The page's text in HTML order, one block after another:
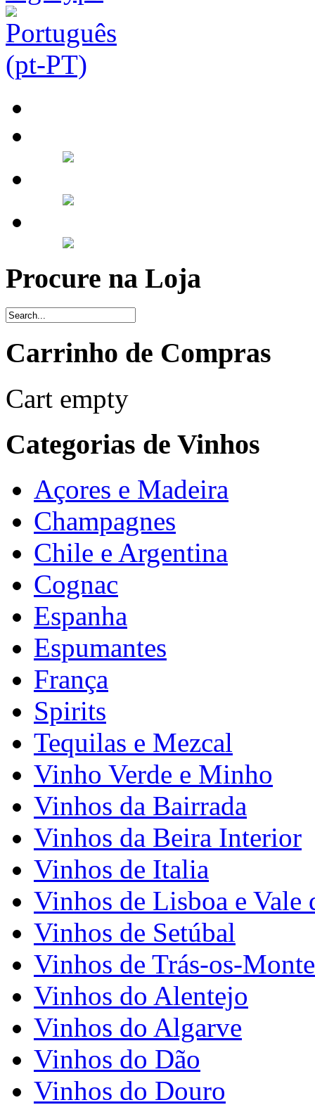
Procure na Loja
Carrinho de Compras
Cart empty
Categorias de Vinhos
Açores e Madeira
Champagnes
Chile e Argentina
Cognac
Espanha
Espumantes
França
Spirits
Tequilas e Mezcal
Vinho Verde e Minho
Vinhos da Bairrada
Vinhos da Beira Interior
Vinhos de Italia
Vinhos de Lisboa e Vale
Vinhos de Setúbal
Vinhos de Trás-os-
Vinhos do Alentejo
Vinhos do Algarve
Vinhos do Dão
Vinhos do Douro